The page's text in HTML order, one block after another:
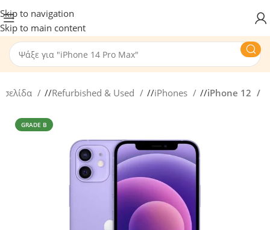
Skip to navigation
Skip to main content
σελίδα / Refurbished & Used / iPhones / iPhone 12
GRADE B